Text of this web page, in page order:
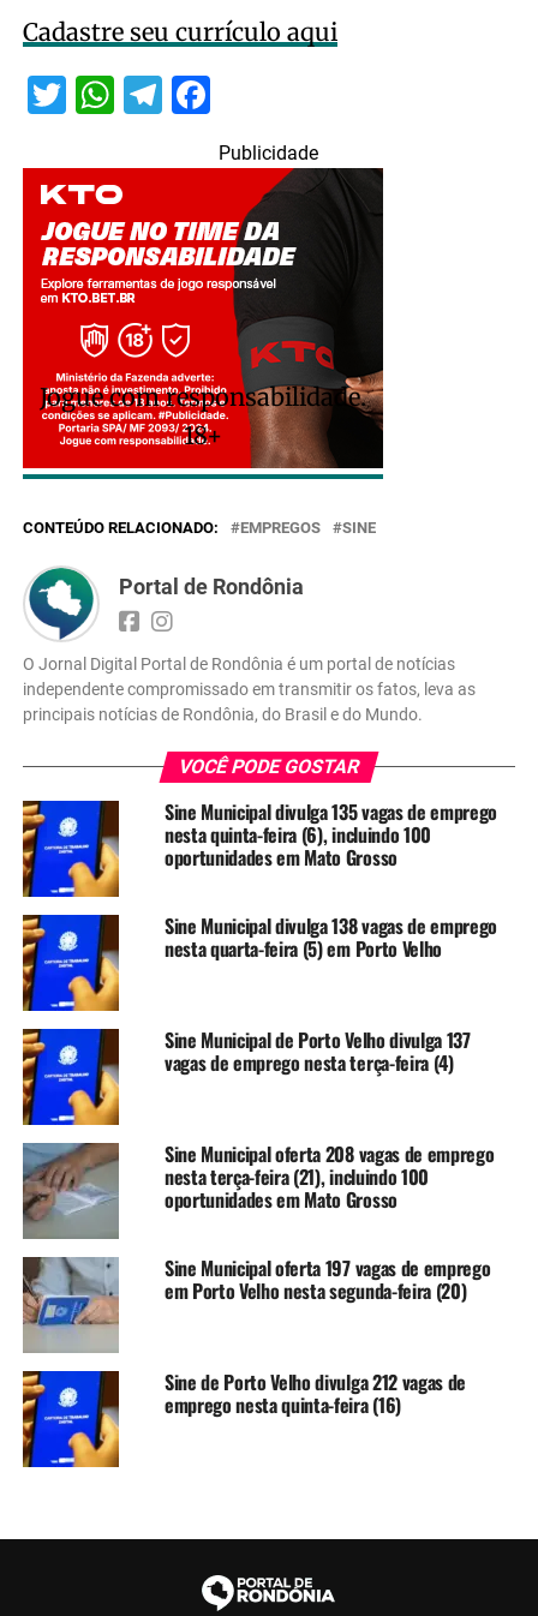
Cadastre seu currículo aqui
Twitter
WhatsApp
Telegram
Facebook
Publicidade
Jogue com responsabilidade.
18+
CONTEÚDO RELACIONADO: EMPREGOS SINE
Portal de Rondônia
O Jornal Digital Portal de Rondônia é um portal de notícias
independente compromissado em transmitir os fatos, leva as
principais notícias de Rondônia, do Brasil e do Mundo.
VOCÊ PODE GOSTAR
Sine Municipal divulga 135 vagas de emprego
nesta quinta-feira (6), incluindo 100
oportunidades em Mato Grosso
Sine Municipal divulga 138 vagas de emprego
nesta quarta-feira (5) em Porto Velho
Sine Municipal de Porto Velho divulga 137
vagas de emprego nesta terça-feira (4)
Sine Municipal oferta 208 vagas de emprego
nesta terça-feira (21), incluindo 100
oportunidades em Mato Grosso
Sine Municipal oferta 197 vagas de emprego
em Porto Velho nesta segunda-feira (20)
Sine de Porto Velho divulga 212 vagas de
emprego nesta quinta-feira (16)